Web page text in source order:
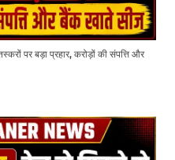
पर बड़ा प्रहार, करोड़ों की संपत्ति और